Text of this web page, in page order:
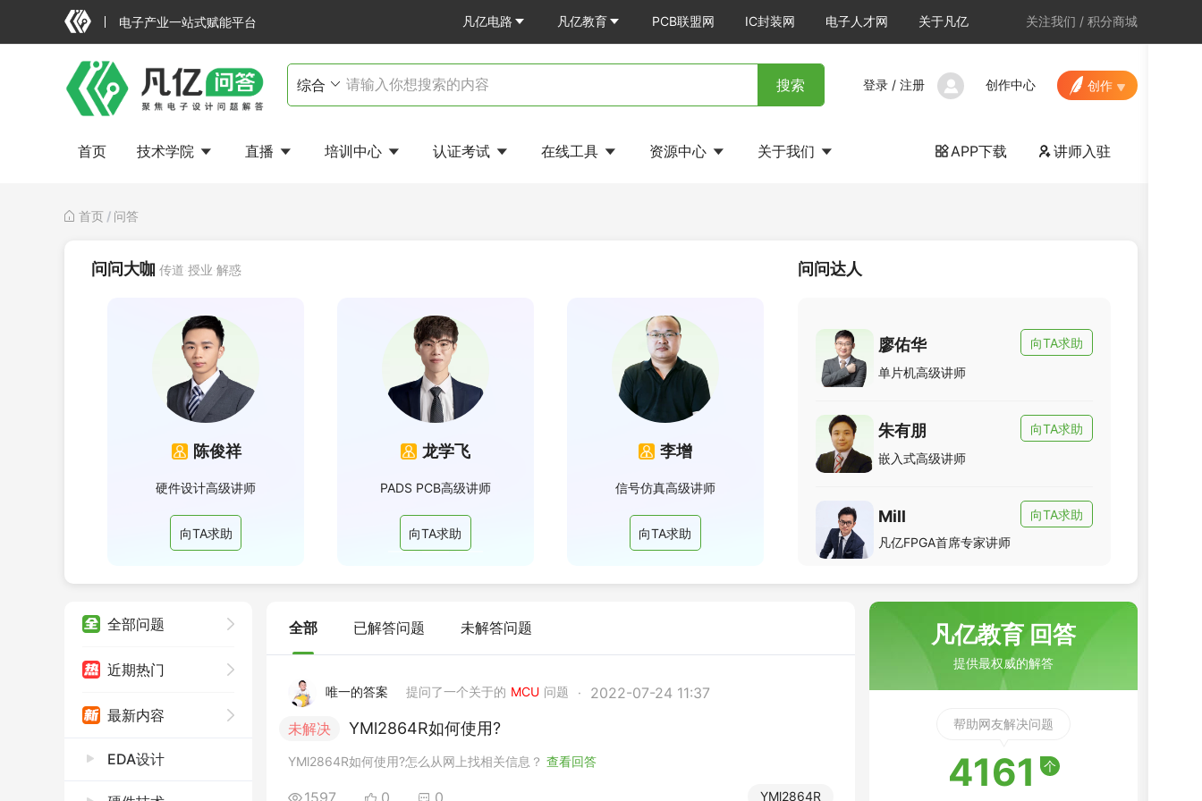
电子产业一站式赋能平台 凡亿电路 凡亿教育 PCB联盟网 IC封装网 电子人才网 关于凡亿 关注我们 / 积分商城
搜索 登录 / 注册 创作中心 创作
首页 技术学院 直播 培训中心 认证考试 在线工具 资源中心 关于我们 APP下载 讲师入驻
首页 / 问答
问问大咖 传道·授业·解惑
白纪龙
向TA求助
吴卫兵
向TA求助
范强
凡亿EDA软件讲师
向TA求助
Altia
凡亿高级PCB讲师
向TA求助
问问达人
廖佑华
单片机高级讲师
向TA求助
朱有朋
嵌入式高级讲师
向TA求助
Mill
凡亿FPGA首席专家讲师
向TA求助
全部问题
近期热门
最新内容
EDA设计
全部 已解答问题 未解答问题
唯一的答案 提问了一个关于的 MCU 问题 · 2022-07-24 11:37
未解决 YMl2864R如何使用?
YMl2864R如何使用?怎么从网上找相关信息？ 查看回答
1597 0 0 YMl2864R
凡亿教育 回答
提供最权威的解答
帮助网友解决问题
4161 个